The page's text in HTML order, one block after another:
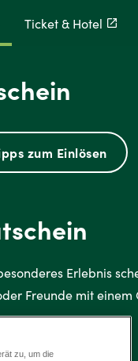
Ticket & Hotel
zum Einlösen
Erlebnis
Freunde mit
zu, um die